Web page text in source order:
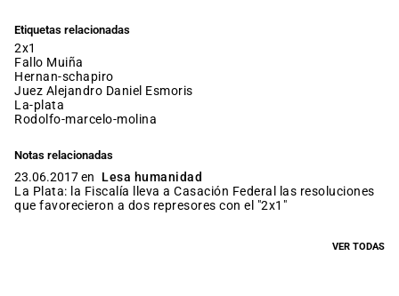
Etiquetas relacionadas
2x1
fallo Muiña
hernan-schapiro
juez Alejandro Daniel Esmoris
la-plata
rodolfo-marcelo-molina
Notas relacionadas
23.06.2017 en
Lesa humanidad
La Plata: la Fiscalía lleva a Casación Federal las resoluciones
que favorecieron a dos represores con el "2x1"
VER TODAS